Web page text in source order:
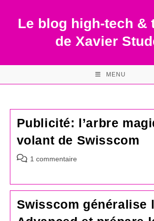
contentLe blog high-tech &
de Xavier
MENU
Publicité: l’arbre
volant de Swisscom
Commentaires
publication :
1 commentaire
Swisscom généralise